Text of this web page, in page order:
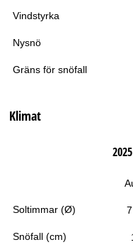
Vindstyrka
Nysnö
Gräns för snöfall
Klimat
Soltimmar (Ø)
Snöfall (cm)
2025